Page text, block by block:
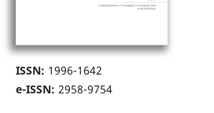
ISSN: 1996-1642
e-ISSN: 2958-9754